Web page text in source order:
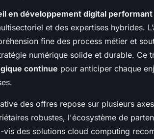
en développement digital performant
et des expertises hybrides.
fine des process métier et
numérique solide et durable. Ce
continue pour anticiper chaque
des offres repose sur plusieurs
robustes, l'écosystème de
vis des solutions cloud computing